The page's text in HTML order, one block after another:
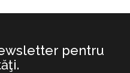
pentru